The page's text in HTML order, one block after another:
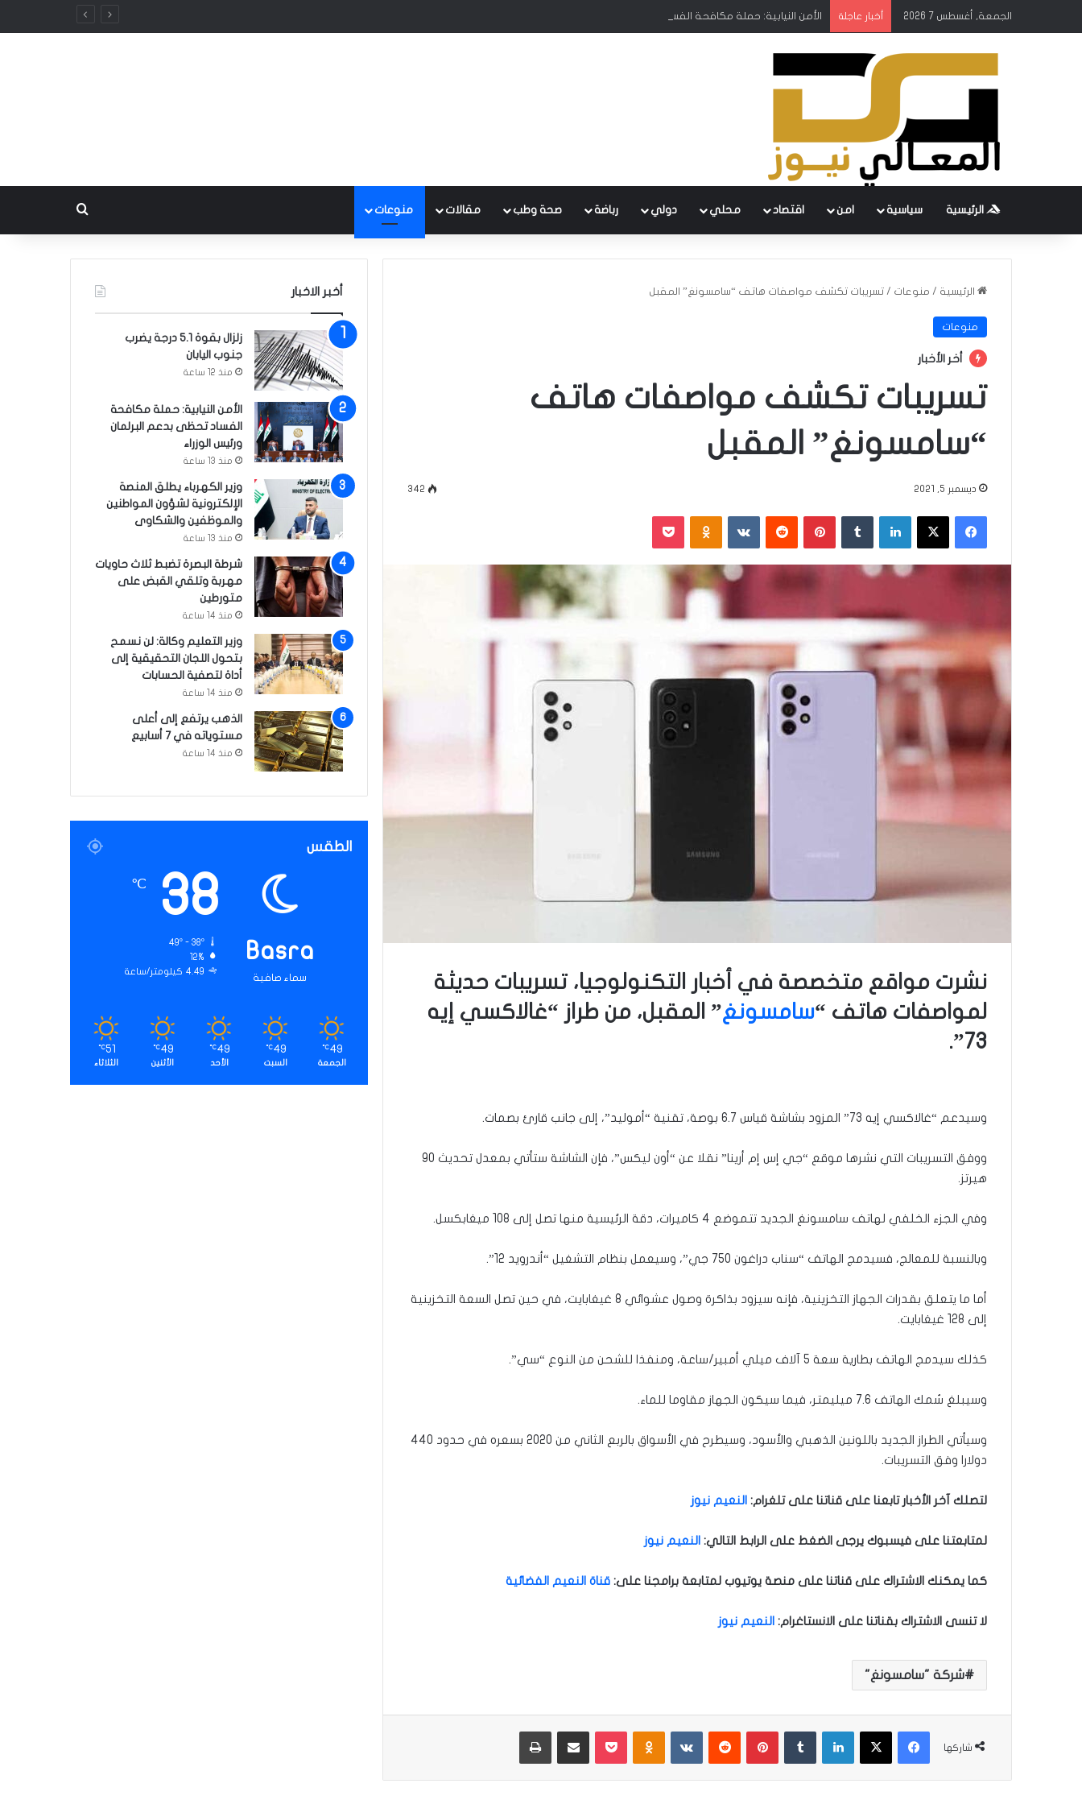
الجمعة, أغسطس 7 2026 أخبار عاجلة الأمن النيابية: حملة مكافحة الفساد تحظى بدعم البرلمان ورئيس الوزراء
الرئيسية سياسية امن اقتصاد محلي دولي رباضة صحة وطب مقالات منوعات
الرئيسية / منوعات / تسريبات تكشف مواصفات هاتف “سامسونغ” المقبل
منوعات
أخر الأخبار
تسريبات تكشف مواصفات هاتف
“سامسونغ” المقبل
ديسمبر 5, 2021 342
فيسبوك ‫X لينكدإن بينتيريست ‏VKontakte
نشرت مواقع متخصصة في أخبار التكنولوجيا، تسريبات حديثة
لمواصفات هاتف “سامسونغ” المقبل، من طراز “غالاكسي إيه
73”.
وسيدعم “غالاكسي إيه 73” المزود بشاشة قياس 6.7 بوصة، تقنية “أموليد”، إلى جانب قارئ بصمات.
ووفق التسريبات التي نشرها موقع “جي إس إم أرينا” نقلا عن “أون ليكس”، فإن الشاشة ستأتي بمعدل تحديث 90
هيرتز.
وفي الجزء الخلفي لهاتف سامسونغ الجديد تتموضع 4 كاميرات، دقة الرئيسية منها تصل إلى 108 ميغابكسل.
وبالنسبة للمعالج، فسيدمج الهاتف “سناب دراغون 750 جي”، وسيعمل بنظام التشغيل “أندرويد 12”.
أما ما يتعلق بقدرات الجهاز التخزينية، فإنه سيزود بذاكرة وصول عشوائي 8 غيغابايت، في حين تصل السعة التخزينية
إلى 128 غيغابايت.
كذلك سيدمج الهاتف بطارية سعة 5 آلاف ميلي أمبير/ساعة، ومنفذا للشحن من النوع “سي”.
وسيبلغ سُمك الهاتف 7.6 ميليمتر، فيما سيكون الجهاز مقاوما للماء.
وسيأتي الطراز الجديد باللونين الذهبي والأسود، وسيطرح في الأسواق بالربع الثاني من 2020 بسعره في حدود 440
دولارا وفق التسريبات.
لتصلك آخر الأخبار تابعنا على قناتنا على تلغرام: النعيم نيوز
لمتابعتنا على فيسبوك يرجى الضغط على الرابط التالي: النعيم نيوز
كما يمكنك الاشتراك على قناتنا على منصة يوتيوب لمتابعة برامجنا على: قناة النعيم الفضائية
لا تنسى الاشتراك بقناتنا على الانستاغرام: النعيم نيوز
شركة "سامسونغ"
شاركها
فيسبوك ‫X لينكدإن بينتيريست ‏VKontakte
أخبر الاخبار
زلزال بقوة 5.1 درجة يضرب
جنوب اليابان
منذ 12 ساعة
الأمن النيابية: حملة مكافحة
الفساد تحظى بدعم البرلمان
ورئيس الوزراء
منذ 13 ساعة
وزير الكهرباء يطلق المنصة
الإلكترونية لشؤون المواطنين
والموظفين والشكاوى
منذ 13 ساعة
شرطة البصرة تضبط ثلاث حاويات
مهربة وتلقي القبض على
متورطين
منذ 14 ساعة
وزير التعليم وكالة: لن نسمح
بتحول اللجان التحقيقية إلى
أداة لتصفية الحسابات
منذ 14 ساعة
الذهب يرتفع إلى أعلى
مستوياته في 7 أسابيع
منذ 14 ساعة
الطقس
Basra
سماء صافية
38
℃
49º - 38º
12%
4.49 كيلومتر/ساعة
49
℃
الجمعة
49
℃
السبت
49
℃
الأحد
49
℃
الأثنين
51
℃
الثلاثاء